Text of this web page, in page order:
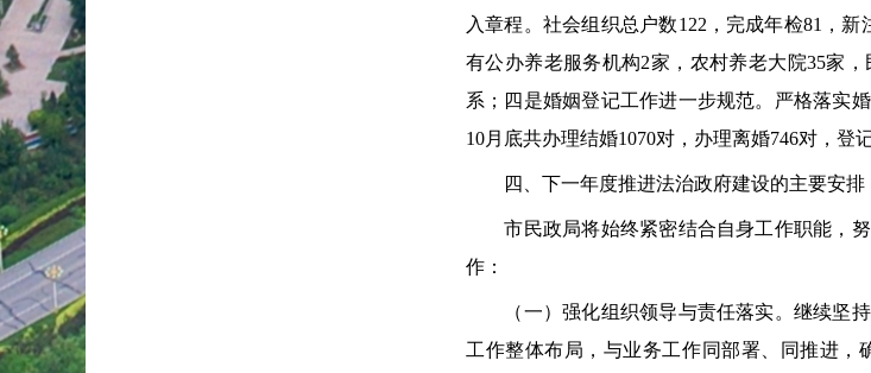
入章程。社会组织总户数122，完成年检81，
有公办养老服务机构2家，农村养老大院35家
系；四是婚姻登记工作进一步规范。严格落实
10月底共办理结婚1070对，办理离婚746对，登
四、下一年度推进法治政府建设的主要安排
市民政局将始终紧密结合自身工作职能，努
作：
（一）强化组织领导与责任落实。继续坚持
工作整体布局，与业务工作同部署、同推进